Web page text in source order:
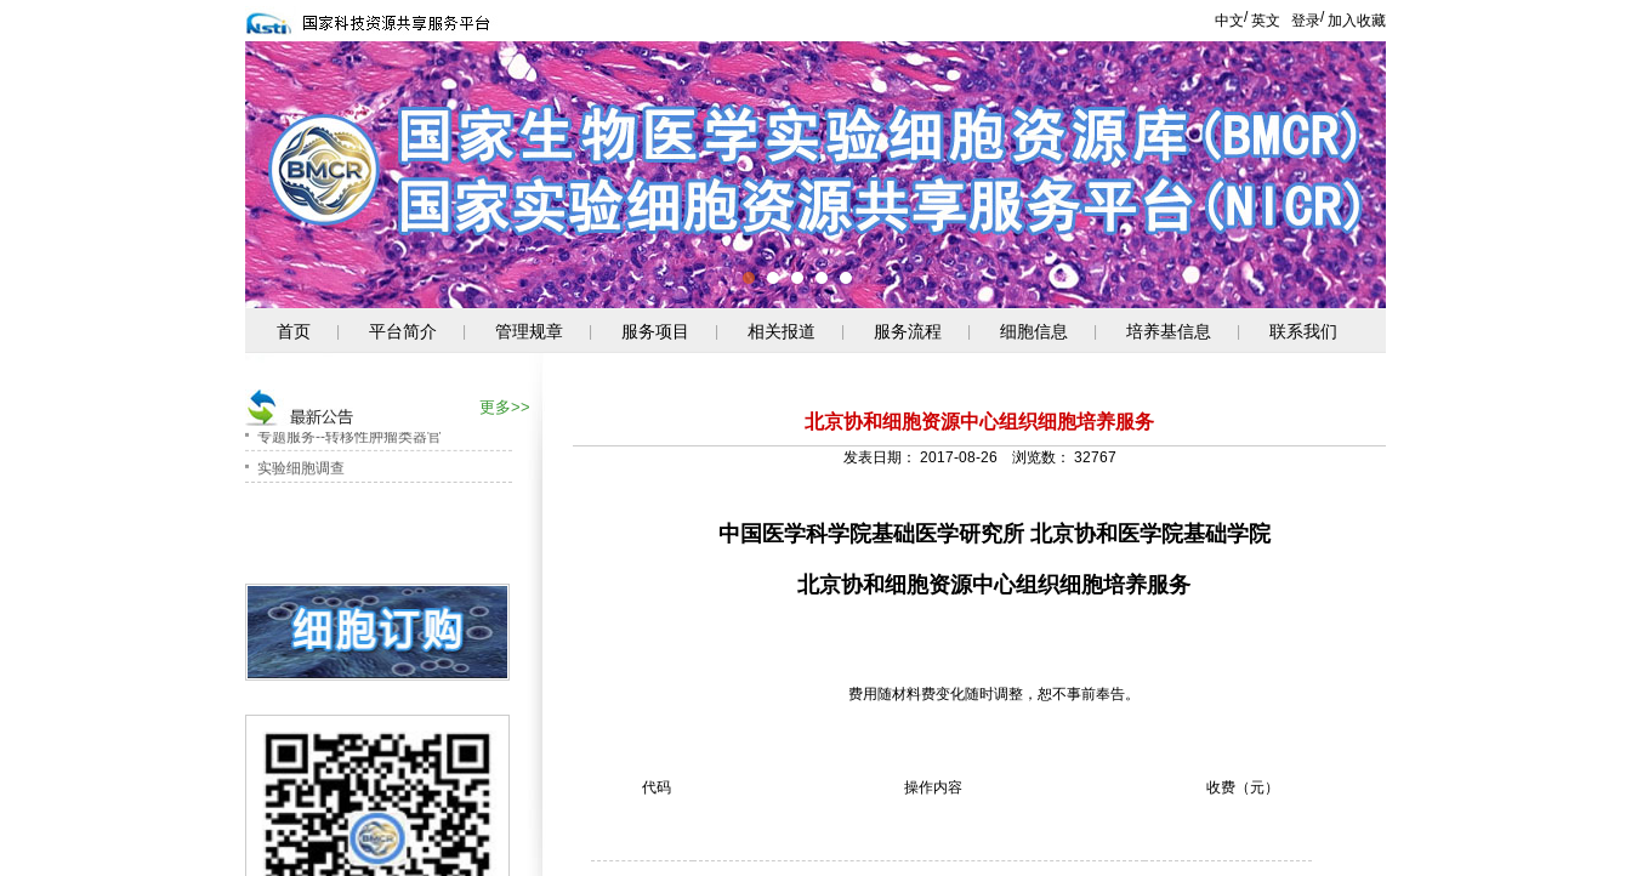
中文/英文 登录/加入收藏
首页 平台简介 管理规章 服务项目 相关报道 服务流程 细胞信息 培养基信息 联系我们
更多>>
消化道肿瘤细胞新资源上线
关注PUMC-系列新资源
专题服务--转移性肿瘤类器官
实验细胞调查
北京协和细胞资源中心组织细胞培养服务
发表日期： 2017-08-26 浏览数： 32767
中国医学科学院基础医学研究所 北京协和医学院基础学院
北京协和细胞资源中心组织细胞培养服务
费用随材料费变化随时调整，恕不事前奉告。
代码 操作内容 收费（元）